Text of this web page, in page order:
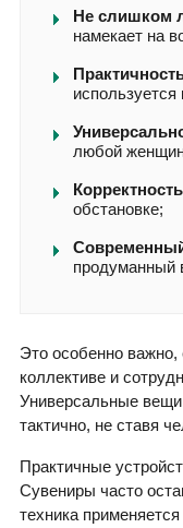
Не слишком
намекает на
любой
Корректность
обстановке;
продуманный
Это особенно
коллективе и
Универсальные вещи
тактично, не ставя
Практичные
Сувениры часто
техника